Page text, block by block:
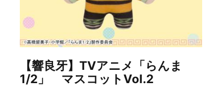
【響良牙】TVアニメ「らんま
1/2」 マスコットVol.2